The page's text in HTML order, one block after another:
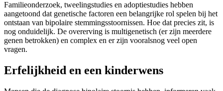
Familieonderzoek, tweelingstudies en adoptiestudies hebben
aangetoond dat genetische factoren een belangrijke rol spelen bij het
ontstaan van bipolaire stemmingsstoornissen. Hoe dat precies zit, is
nog onduidelijk. De overerving is multigenetisch (er zijn meerdere
genen betrokken) en complex en er zijn vooralsnog veel open
vragen.
Erfelijkheid en een kinderwens